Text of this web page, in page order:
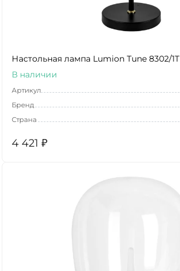
Настольная лампа Lumion Tune 8302/1T
В наличии
Артикул
Бренд
Страна
4 421 ₽